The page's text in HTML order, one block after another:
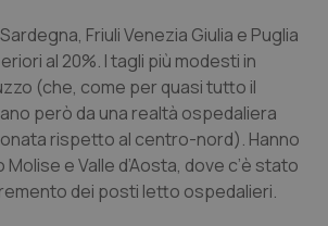
di Bolzano
di Trento
& Scompenso
Friuli Venezia Giulia e Puglia
al 20%. I tagli più modesti in
(che, come per quasi tutto il
però da una realtà ospedaliera
rispetto al centro-nord). Hanno
e Valle d’Aosta, dove c’è stato
dei posti letto ospedalieri.